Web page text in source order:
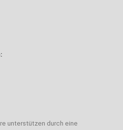
unterstützen durch eine